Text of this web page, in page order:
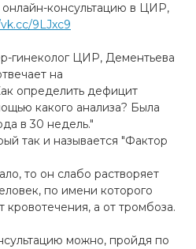
консультацию в ЦИР,
9LJxc9
гинеколог ЦИР, Дементьева
на
определить дефицит
какого анализа? Была
в 30 недель."
так и называется "Фактор
то он слабо растворяет
по имени которого
кровотечения, а от тромбоза.
можно, пройдя по